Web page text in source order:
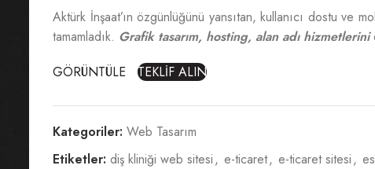
Aktürk İnşaat’ın özgünlüğünü yansıtan, kullanıcı dostu ve
tamamladık. Grafik tasarım, hosting, alan adı hizmetlerini
GÖRÜNTÜLE
TEKLİF ALIN
Kategoriler: Web Tasarım
Etiketler: diş kliniği web sitesi, e-ticaret, e-ticaret sitesi,